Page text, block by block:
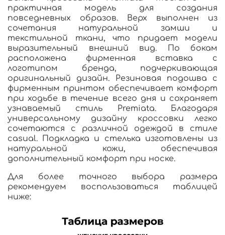
практичная модель для создания
повседневных образов. Верх выполнен из
сочетания натуральной замши и
текстильной ткани, что придает модели
выразительный внешний вид. По бокам
расположена фирменная вставка с
логотипом бренда, подчеркивающая
оригинальный дизайн. Резиновая подошва с
фирменным принтом обеспечивает комфорт
при ходьбе в течение всего дня и сохраняет
узнаваемый стиль Premiata. Благодаря
универсальному дизайну кроссовки легко
сочетаются с различной одеждой в стиле
casual. Подкладка и стелька изготовлены из
натуральной кожи, обеспечивая
дополнительный комфорт при носке.
Для более точного выбора размера
рекомендуем воспользоваться таблицей
ниже: